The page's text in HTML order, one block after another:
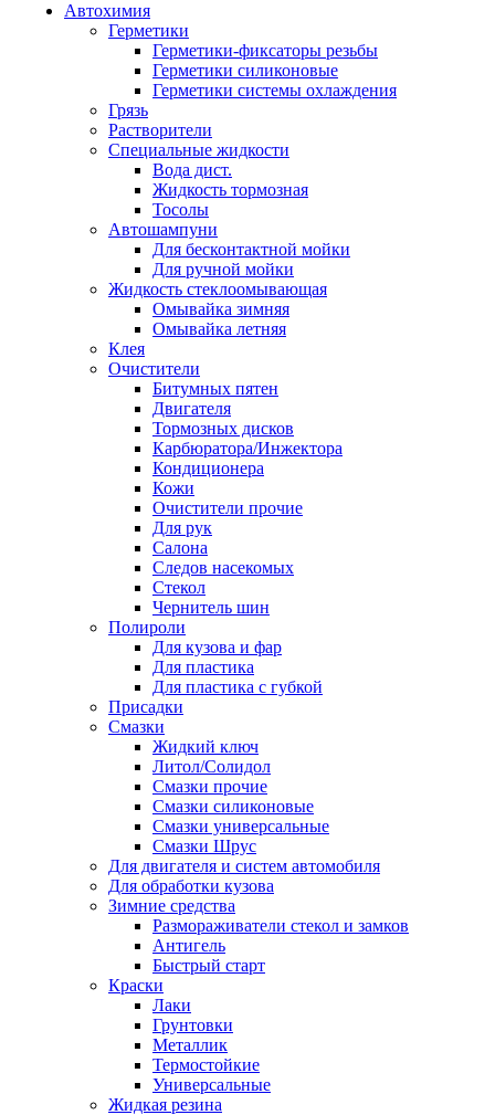
Автохимия
Герметики
Герметики-фиксаторы резьбы
Герметики силиконовые
Герметики системы охлаждения
Грязь
Растворители
Специальные жидкости
Вода дист.
Жидкость тормозная
Тосолы
Автошампуни
Для бесконтактной мойки
Для ручной мойки
Жидкость стеклоомывающая
Омывайка зимняя
Омывайка летняя
Клея
Очистители
Битумных пятен
Двигателя
Тормозных дисков
Карбюратора/Инжектора
Кондиционера
Кожи
Очистители прочие
Для рук
Салона
Следов насекомых
Стекол
Чернитель шин
Полироли
Для кузова и фар
Для пластика
Для пластика с губкой
Присадки
Смазки
Жидкий ключ
Литол/Солидол
Смазки прочие
Смазки силиконовые
Смазки универсальные
Смазки Шрус
Для двигателя и систем автомобиля
Для обработки кузова
Зимние средства
Размораживатели стекол и замков
Антигель
Быстрый старт
Краски
Лаки
Грунтовки
Металлик
Термостойкие
Универсальные
Жидкая резина